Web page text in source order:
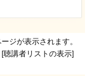
ジが表示されます。
聴講者リストの表示]